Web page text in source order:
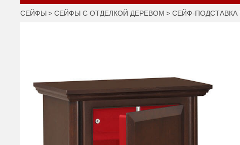
СЕЙФЫ СЕЙФЫ С ОТДЕЛКОЙ ДЕРЕВОМ СЕЙФ-ПОДСТАВКА